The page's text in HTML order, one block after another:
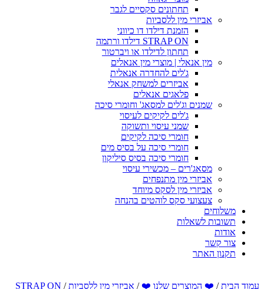
תחתונים סקסיים לגבר
אביזרי מין ללסביות
הזמנת דילדו דו כיווני
STRAP ON דילדו ורתמה
תחתון לדילדו או ויברטור
מין אנאלי | מוצרי מין אנאלים
ג'לים להחדרה אנאלית
אביזרים למשחק אנאלי
פלאגים אנאלים
שמנים וג'לים למסאג' וחומרי סיכה
ג'לים לקיקים לעיסוי
שמני עיסוי ותשוקה
חומרי סיכה לקיקים
חומרי סיכה על בסיס מים
חומרי סיכה בסיס סיליקון
מסאג'רים – מכשירי עיסוי
אביזרי מין מתנפחים
אביזרי מין לסקס מיוחד
צעצועי סקס לוהטים בהנחה
משלוחים
תשובות לשאלות
אודות
צור קשר
תקנון האתר
עמוד הבית/ ❤️ המוצרים שלנו ❤️ / אביזרי מין ללסביות/
STRAP ON